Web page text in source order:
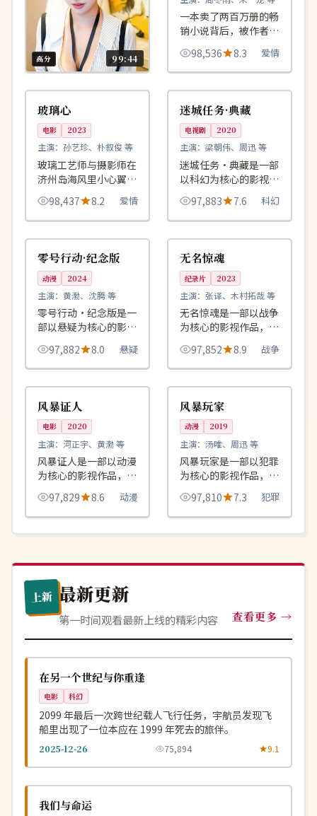
高分 99:44
倒计时之夜
电影 2024
主演：莱昂纳多·迪卡普
里奥、玛格特·罗比 等
时代广场跨年倒计时
夜，一名前特工用 60
秒在百万人群中辨认出
17 个伪装的恐怖分
子。
98,938 7.9 动作
一本卖了两百万册的畅
销小说背后，被作者删
掉的真正主角四十年后
第一次站到读者面前。
98,536 8.3 爱情
韩国
99:41
玻璃心
电影 2023
主演： 孙艺珍、朴叙俊 等
玻璃工艺师与摄影师在
济州岛海风里小心翼翼
地试探，每一次拥抱都
怕弄碎对方。
98,437 8.2 爱情
中国
99:53
迷城任务·典藏
电视剧 2020
主演： 梁朝伟、周迅 等
迷城任务·典藏是一部
以科幻为核心的影视作
品，围绕危机、反转与
人物成长展开，整体节
奏紧凑，值得推荐观
看。
97,883 7.6 科幻
韩国
杜比 99:21
零号行动·纪念版
动漫 2024
主演： 黄渤、沈腾 等
零号行动·纪念版是一
部以悬疑为核心的影视
作品，围绕危机、反转
与人物成长展开，整体
节奏紧凑，值得推荐观
看。
97,882 8.0 悬疑
中国
独播 99:47
无名惊魂
纪录片 2023
主演： 张译、木村拓哉 等
无名惊魂是一部以战争
为核心的影视作品，围
绕危机、反转与人物成
长展开，整体节奏紧
凑，值得推荐观看。
97,852 8.9 战争
日本
99:19
风暴证人
电影 2020
主演： 河正宇、黄渤 等
风暴证人是一部以动漫
为核心的影视作品，围
绕危机、反转与人物成
长展开，整体节奏紧
凑，值得推荐观看。
97,829 8.6 动漫
中国
99:14
风暴玩家
动漫 2019
主演： 汤唯、周迅 等
风暴玩家是一部以犯罪
为核心的影视作品，围
绕危机、反转与人物成
长展开，整体节奏紧
凑，值得推荐观看。
97,810 7.3 犯罪
上新 最新更新
第一时间观看最新上线的精彩内容 查看更多
美国
在另一个世纪与你重逢
电影 科幻
2099 年最后一次跨世纪载人飞行任务，宇航员发现飞
船里出现了一位本应在 1999 年死去的旅伴。
2025-12-26 75,894 9.1
中国
我们与命运